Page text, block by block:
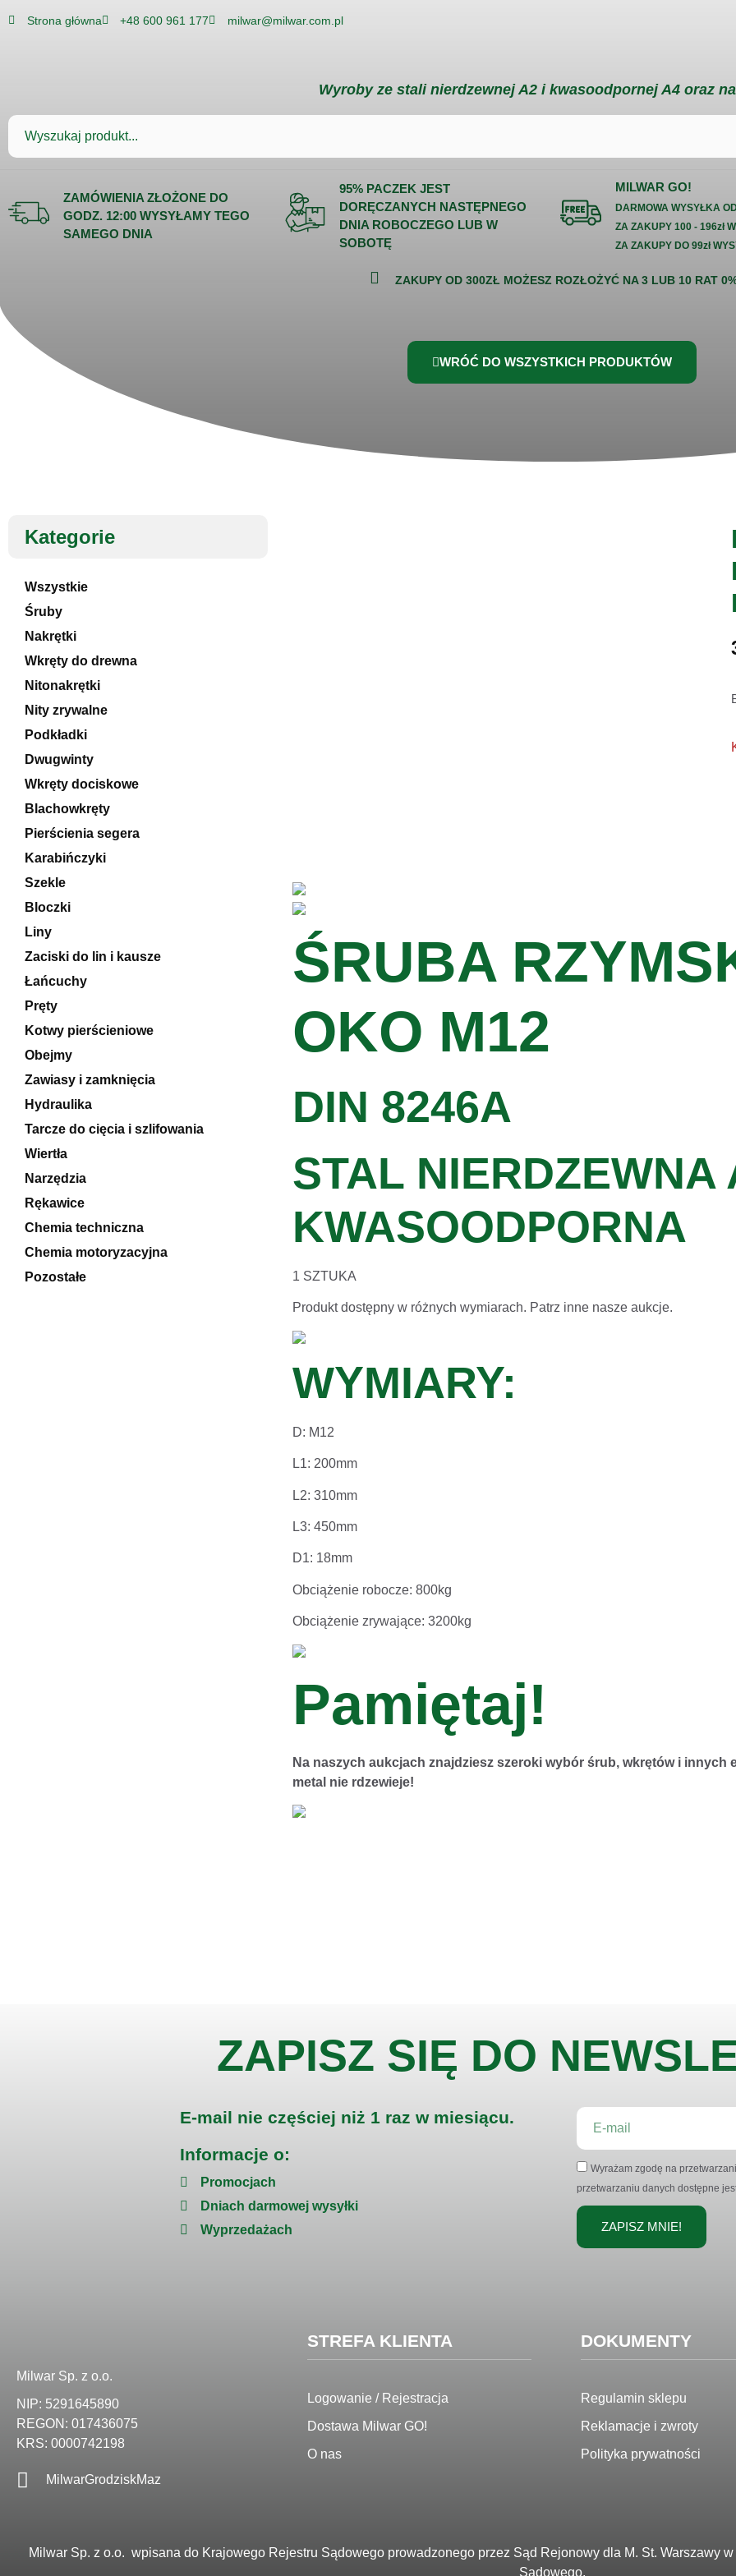
Strona główna +48 600 961 177 milwar@milwar.com.pl
Wyroby ze stali nierdzewnej A2 i kwasoodpornej A4 oraz
ZAMÓWIENIA ZŁOŻONE DO
GODZ. 12:00 WYSYŁAMY TEGO
SAMEGO DNIA
95% PACZEK JEST
DORĘCZANYCH NASTĘPNEGO
DNIA ROBOCZEGO LUB W
SOBOTĘ
MILWAR GO!
DARMOWA WYSYŁKA
ZA ZAKUPY 100 - 196zł
ZA ZAKUPY DO 99zł
ZAKUPY OD 300ZŁ MOŻESZ ROZŁOŻYĆ NA 3 LUB 10 RAT
WRÓĆ DO WSZYSTKICH PRODUKTÓW
Kategorie
Wszystkie
Śruby
Nakrętki
Wkręty do drewna
Nitonakrętki
Nity zrywalne
Podkładki
Dwugwinty
Wkręty dociskowe
Blachowkręty
Pierścienia segera
Karabińczyki
Szekle
Bloczki
Liny
Zaciski do lin i kausze
Łańcuchy
Pręty
Kotwy pierścieniowe
Obejmy
Zawiasy i zamknięcia
Hydraulika
Tarcze do cięcia i szlifowania
Wiertła
Narzędzia
Rękawice
Chemia techniczna
Chemia motoryzacyjna
Pozostałe
ŚRUBA
OKO M12
DIN 8246A
STAL NIERDZEWNA
KWASOODPORNA
1 SZTUKA
Produkt dostępny w różnych wymiarach. Patrz inne nasze aukcje.
WYMIARY:
D: M12
L1: 200mm
L2: 310mm
L3: 450mm
D1: 18mm
Obciążenie robocze: 800kg
Obciążenie zrywające: 3200kg
Pamiętaj!
Na naszych aukcjach znajdziesz szeroki wybór śrub, wkrętów i innych
metal nie rdzewieje!
ZAPISZ SIĘ DO
E-mail nie częściej niż 1 raz w miesiącu.
Informacje o:
Promocjach
Dniach darmowej wysyłki
Wyprzedażach
Wyrażam zgodę na
przetwarzaniu danych dostępne
ZAPISZ MNIE!
Milwar Sp. z o.o.
NIP: 5291645890
REGON: 017436075
KRS: 0000742198
MilwarGrodziskMaz
STREFA KLIENTA
Logowanie / Rejestracja
Dostawa Milwar GO!
O nas
DOKUMENTY
Regulamin sklepu
Reklamacje i zwroty
Polityka prywatności
Milwar Sp. z o.o. wpisana do Krajowego Rejestru Sądowego prowadzonego przez Sąd Rejonowy dla M. St. Warszawy
Sądowego.